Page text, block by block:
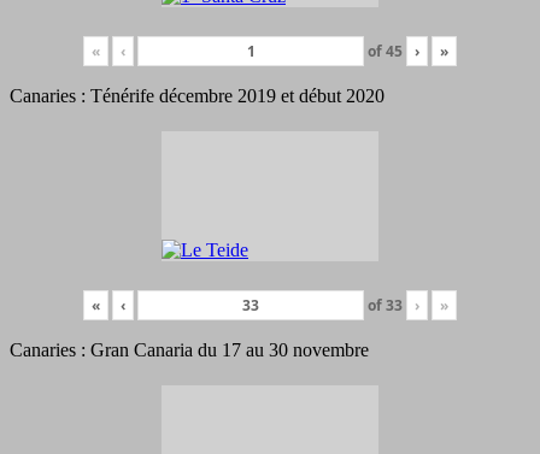
« ‹ of45 › »
Canaries : Ténérife décembre 2019 et début 2020
« ‹ of33 › »
Canaries : Gran Canaria du 17 au 30 novembre